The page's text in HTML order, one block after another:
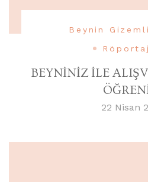
Beynin
BEYNİNİZ İLE
22 Nisan